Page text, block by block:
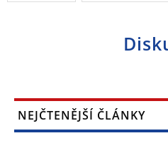
NEJČTENĚJŠÍ ČLÁNKY